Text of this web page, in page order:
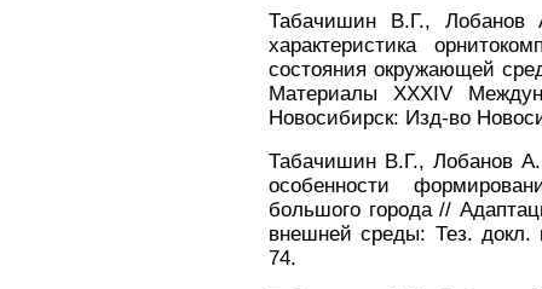
Табачишин В.Г., Лобанов
характеристика
состояния окружающей
Материалы ХХХIV
Новосибирск: Изд-во
Табачишин В.Г., Лобанов
особенности
большого города //
внешней среды: Тез. докл.
74.